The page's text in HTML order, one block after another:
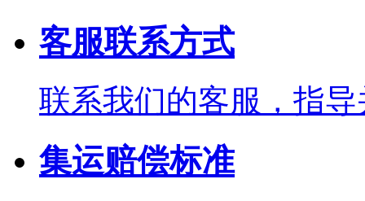
客服联系方式
联系我们的客服，指
集运赔偿标准